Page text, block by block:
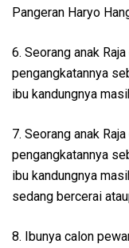
Pangeran Haryo
6. Seorang anak
pengangkatannya
ibu kandungnya
7. Seorang anak
pengangkatannya
ibu kandungnya
sedang bercerai
8. Ibunya calon